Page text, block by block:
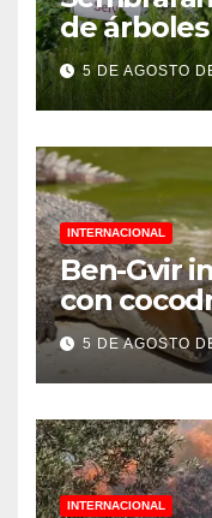
de
Jornada
5 DE AGOSTO
INTERNACIONAL
Ben-Gvir
con
palestinos
5 DE AGOSTO
INTERNACIONAL